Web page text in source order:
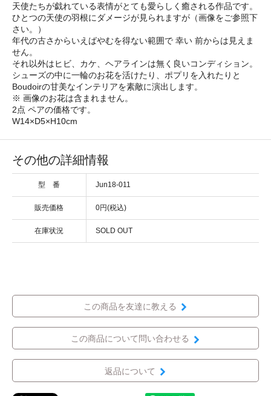
天使たちが戯れている表情がとても愛らしく癒される作品です。
ひとつの天使の羽根にダメージが見られますが（画像をご参照下
さい。）
年代の古さからいえばやむを得ない範囲で 幸い 前からは見えま
せん。
それ以外はヒビ、カケ、ヘアラインは無く良いコンディション。
シューズの中に一輪のお花を活けたり、ポプリを入れたりと
Boudoirの甘美なインテリアを素敵に演出します。
※ 画像のお花は含まれません。
2点 ペアの価格です。
W14×D5×H10cm
その他の詳細情報
型 番 Jun18-011
販売価格 0円(税込)
在庫状況 SOLD OUT
この商品を友達に教える
この商品について問い合わせる
返品について